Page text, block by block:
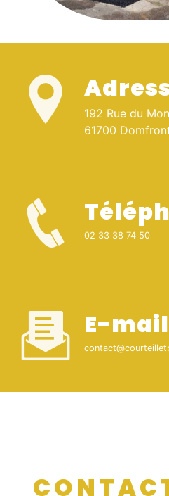
192 Rue du
61700
02 33 38 74 50
E-mail